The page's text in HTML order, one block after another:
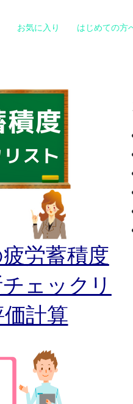
お気に入り はじめての方
労蓄積度
ェックリ
計算